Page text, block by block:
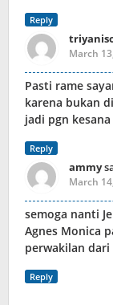
Reply
March
Pasti rame
karena bukan
jadi pgn kesana
Reply
ammy
March
semoga nanti
Agnes Monica
perwakilan dari
Reply